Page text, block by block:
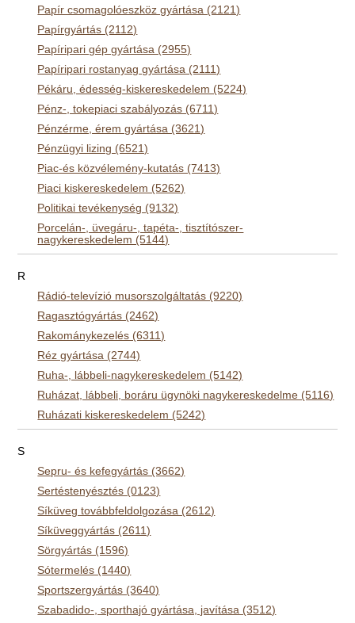
Papír csomagolóeszköz gyártása (2121)
Papírgyártás (2112)
Papíripari gép gyártása (2955)
Papíripari rostanyag gyártása (2111)
Pékáru, édesség-kiskereskedelem (5224)
Pénz-, tokepiaci szabályozás (6711)
Pénzérme, érem gyártása (3621)
Pénzügyi lizing (6521)
Piac-és közvélemény-kutatás (7413)
Piaci kiskereskedelem (5262)
Politikai tevékenység (9132)
Porcelán-, üvegáru-, tapéta-, tisztítószer-
nagykereskedelem (5144)
R
Rádió-televízió musorszolgáltatás (9220)
Ragasztógyártás (2462)
Rakománykezelés (6311)
Réz gyártása (2744)
Ruha-, lábbeli-nagykereskedelem (5142)
Ruházat, lábbeli, boráru ügynöki nagykereskedelme (5116)
Ruházati kiskereskedelem (5242)
S
Sepru- és kefegyártás (3662)
Sertéstenyésztés (0123)
Síküveg továbbfeldolgozása (2612)
Síküveggyártás (2611)
Sörgyártás (1596)
Sótermelés (1440)
Sportszergyártás (3640)
Szabadido-, sporthajó gyártása, javítása (3512)